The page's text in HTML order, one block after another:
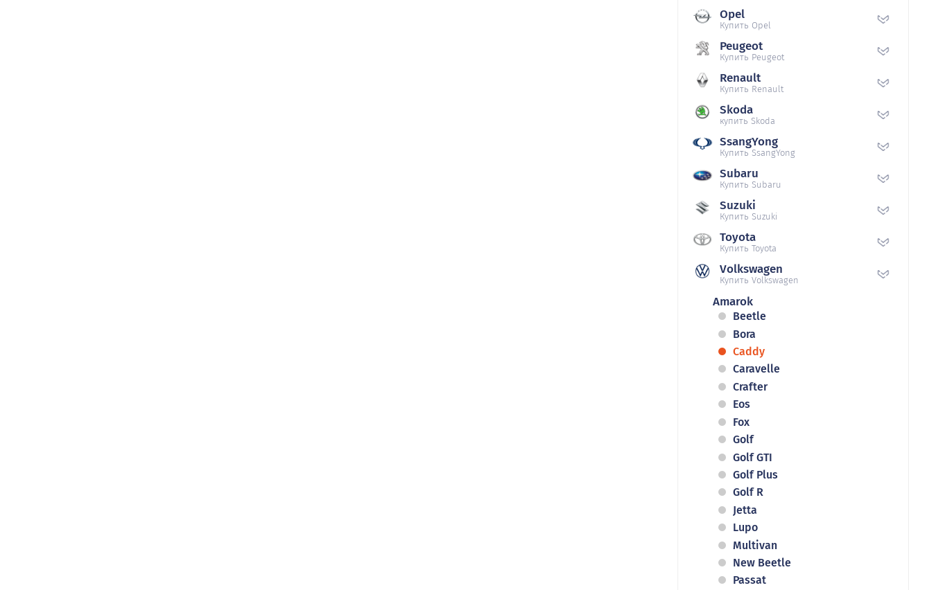
Opel
Купить Opel
Peugeot
Купить Peugeot
Renault
Купить Renault
Skoda
купить Skoda
SsangYong
Купить SsangYong
Subaru
Купить Subaru
Suzuki
Купить Suzuki
Toyota
Купить Toyota
Volkswagen
Купить Volkswagen
Amarok
Beetle
Bora
Caddy
Caravelle
Crafter
Eos
Fox
Golf
Golf GTI
Golf Plus
Golf R
Jetta
Lupo
Multivan
New Beetle
Passat